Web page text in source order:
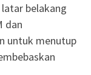
belakang
dan
untuk menutup